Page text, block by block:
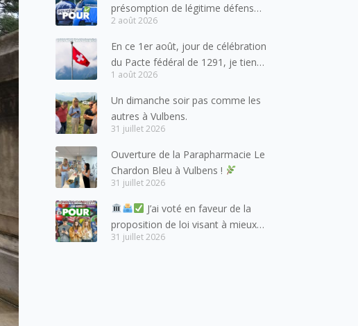
présomption de légitime défense
pour les forces de l’ordre
2 août 2026
En ce 1er août, jour de célébration
du Pacte fédéral de 1291, je tiens
à adresser mes meilleures
salutations à nos voisins et amis
suisses, et plus particulièrement
aux habitants du bassin genevois
lesquels la Haute-Savoie
entretient des liens étroits et
quotidiens.
1 août 2026
Un dimanche soir pas comme les
autres à Vulbens.
31 juillet 2026
Ouverture de la Parapharmacie Le
Chardon Bleu à Vulbens !
31 juillet 2026
J’ai voté en faveur de la
proposition de loi visant à mieux
protéger les mineurs des risques
31 juillet 2026